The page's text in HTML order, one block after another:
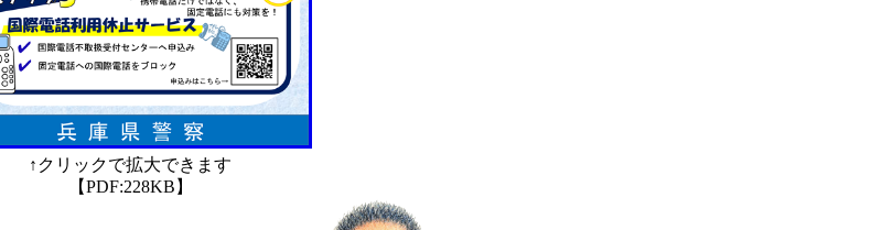
↑クリックで拡大できます
【PDF:228KB】